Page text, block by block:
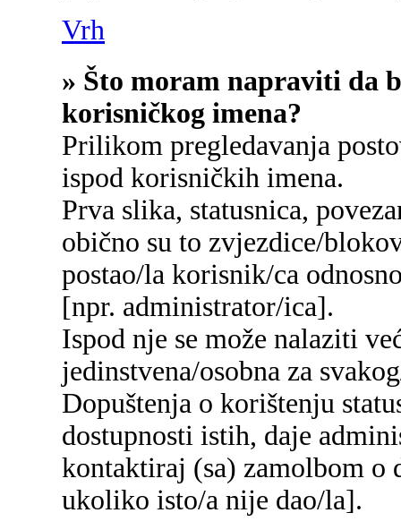
Vrh
» Što moram napraviti da
korisničkog imena?
Prilikom pregledavanja
ispod korisničkih imena.
Prva slika, statusnica,
obično su to zvjezdice/
postao/la korisnik/ca
[npr. administrator/ica].
Ispod nje se može nalaziti
jedinstvena/osobna za
Dopuštenja o korištenju
dostupnosti istih, daje
kontaktiraj (sa) zamolbom o
ukoliko isto/a nije dao/la].